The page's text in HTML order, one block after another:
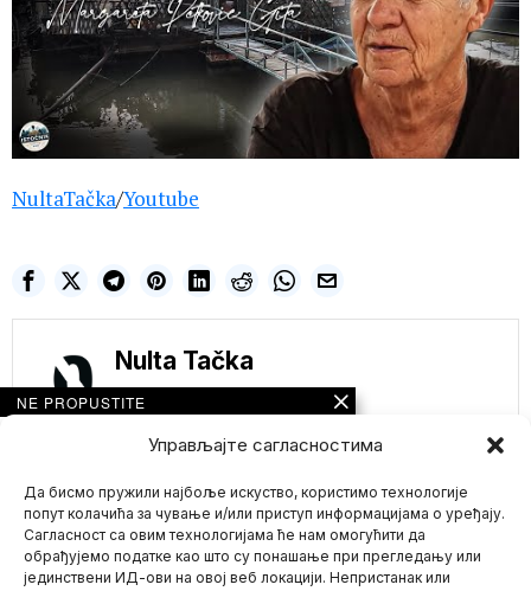
Управљајте сагласностима
Да бисмо пружили најбоље искуство, користимо технологије
попут колачића за чување и/или приступ информацијама о уређају.
Сагласност са овим технологијама ће нам омогућити да
обрађујемо податке као што су понашање при прегледању или
јединствени ИД-ови на овој веб локацији. Непристанак или
NultaTačka/Youtube
Nulta Tačka
Mario zna Youtube
NE PROPUSTITE
MUZIČAR(40)
PREMINUO NAKON
ASTRAZENEKA
VAKCINE OD IZLIVA
KRVI NA MOZAK,
ISTRAGOM
UTVRĐENO